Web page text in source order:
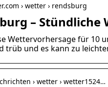
› wetter › rendsburg
– Stündliche
Wettervorhersage für 10
trüb und es kann zu
› wetter › wetter1524…